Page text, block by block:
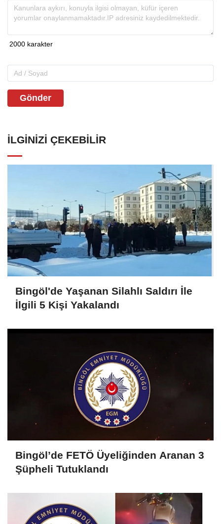
Gönder
İLGINIZI ÇEKEBILIR
Bingöl'de Yaşanan Silahlı Saldırı İle
İlgili 5 Kişi Yakalandı
Bingöl’de FETÖ Üyeliğinden Aranan 3
Şüpheli Tutuklandı